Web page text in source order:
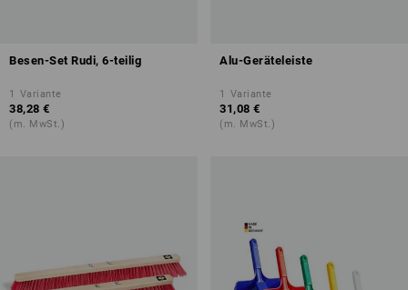
Besen-Set Rudi, 6-teilig
1 Variante
38,28 €
(m. MwSt.)
Alu-Geräteleiste
1 Variante
31,08 €
(m. MwSt.)